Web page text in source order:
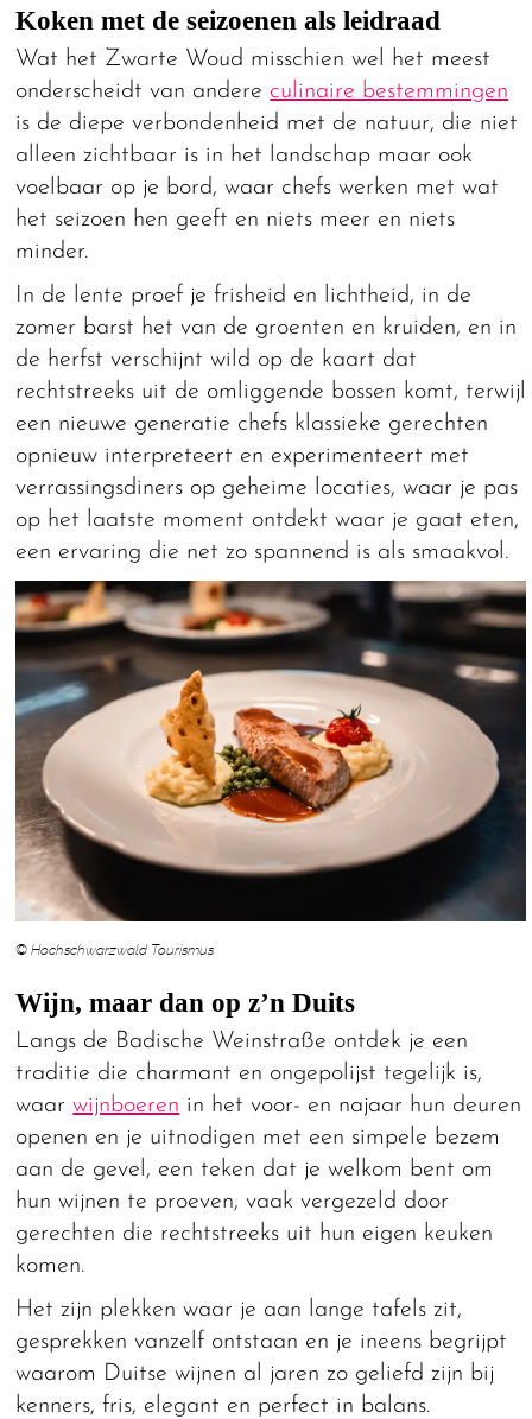
Koken met de seizoenen als leidraad
Wat het Zwarte Woud misschien wel het meest
onderscheidt van andere culinaire bestemmingen
is de diepe verbondenheid met de natuur, die niet
alleen zichtbaar is in het landschap maar ook
voelbaar op je bord, waar chefs werken met wat
het seizoen hen geeft en niets meer en niets
minder.
In de lente proef je frisheid en lichtheid, in de
zomer barst het van de groenten en kruiden, en in
de herfst verschijnt wild op de kaart dat
rechtstreeks uit de omliggende bossen komt, terwijl
een nieuwe generatie chefs klassieke gerechten
opnieuw interpreteert en experimenteert met
verrassingsdiners op geheime locaties, waar je pas
op het laatste moment ontdekt waar je gaat eten,
een ervaring die net zo spannend is als smaakvol.
© Hochschwarzwald Tourismus
Wijn, maar dan op z’n Duits
Langs de Badische Weinstraße ontdek je een
traditie die charmant en ongepolijst tegelijk is,
waarwijnboeren in het voor- en najaar hun deuren
openen en je uitnodigen met een simpele bezem
aan de gevel, een teken dat je welkom bent om
hun wijnen te proeven, vaak vergezeld door
gerechten die rechtstreeks uit hun eigen keuken
komen.
Het zijn plekken waar je aan lange tafels zit,
gesprekken vanzelf ontstaan en je ineens begrijpt
waarom Duitse wijnen al jaren zo geliefd zijn bij
kenners, fris, elegant en perfect in balans.